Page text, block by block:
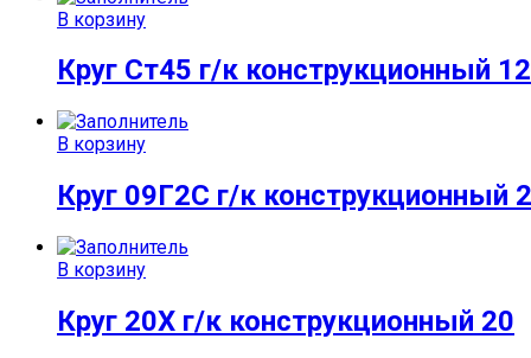
В корзину
Круг Ст45 г/к конструкционный 12
В корзину
Круг 09Г2С г/к конструкционный
В корзину
Круг 20Х г/к конструкционный 20